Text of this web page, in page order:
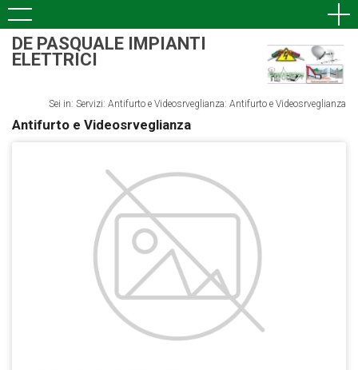
DE PASQUALE IMPIANTI
ELETTRICI
Sei in: Servizi: Antifurto e Videosrveglianza: Antifurto e Videosrveglianza
Antifurto e Videosrveglianza